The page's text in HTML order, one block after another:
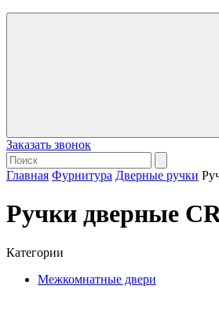
Заказать звонок
Главная Фурнитура Дверные ручки
Ручки дверные
Категории
Межкомнатные двери